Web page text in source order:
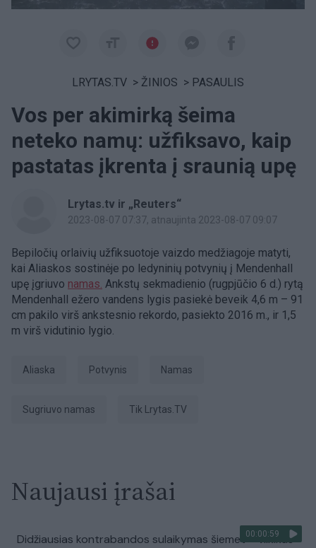
LRYTAS.TV > ŽINIOS > PASAULIS
Vos per akimirką šeima
neteko namų: užfiksavo, kaip
pastatas įkrenta į sraunią upę
Lrytas.tv ir „Reuters“
2023-08-07 07:37, atnaujinta 2023-08-07 09:07
Bepiločių orlaivių užfiksuotoje vaizdo medžiagoje matyti,
kai Aliaskos sostinėje po ledyninių potvynių į Mendenhall
upę įgriuvo namas. Ankstų sekmadienio (rugpjūčio 6 d.) rytą
Mendenhall ežero vandens lygis pasiekė beveik 4,6 m – 91
cm pakilo virš ankstesnio rekordo, pasiekto 2016 m., ir 1,5
m virš vidutinio lygio.
Aliaska potvynis Namas
sugriuvo namas tik Lrytas.TV
Naujausi įrašai
00:00:59
Didžiausias kontrabandos sulaikymas šiemet – vilkikas